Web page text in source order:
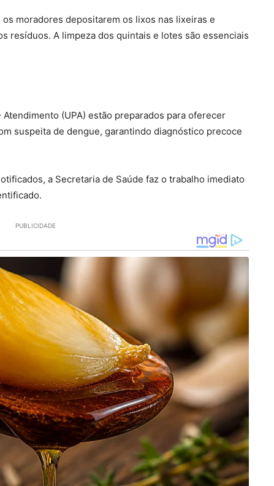
moradores depositarem os lixos nas lixeiras e
resíduos. A limpeza dos quintais e lotes são essenciais
(UPA) estão preparados para oferecer
suspeita de dengue, garantindo diagnóstico precoce
a Secretaria de Saúde faz o trabalho imediato
PUBLICIDADE